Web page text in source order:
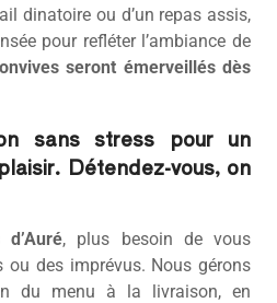
dinatoire ou d’un repas assis,
pour refléter l’ambiance de
seront émerveillés dès
sans stress pour un
Détendez-vous, on
, plus besoin de vous
ou des imprévus. Nous gérons
du menu à la livraison, en